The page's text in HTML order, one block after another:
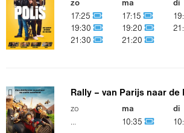
zo
17:25
19:30
21:30
ma
17:15
19:20
21:20
di
Rally – van Parijs naar de
zo
...
ma
10:35
di